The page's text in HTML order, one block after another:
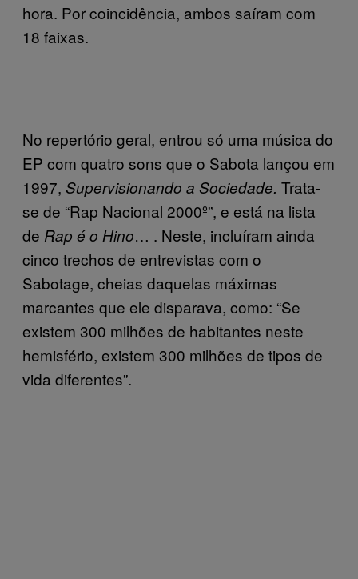
hora. Por coincidência, ambos saíram com
18 faixas.
No repertório geral, entrou só uma música do
EP com quatro sons que o Sabota lançou em
1997, Supervisionando a Sociedade. Trata-
se de “Rap Nacional 2000º”, e está na lista
de Rap é o Hino… . Neste, incluíram ainda
cinco trechos de entrevistas com o
Sabotage, cheias daquelas máximas
marcantes que ele disparava, como: “Se
existem 300 milhões de habitantes neste
hemisfério, existem 300 milhões de tipos de
vida diferentes”.